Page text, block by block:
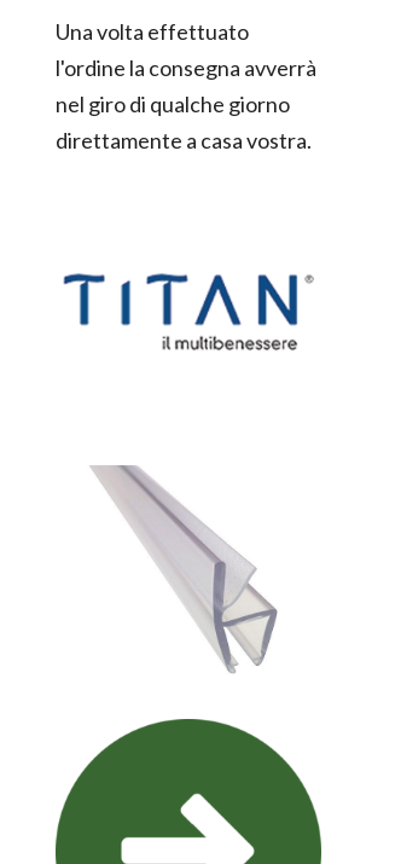
Una volta effettuato
l'ordine la consegna avverrà
nel giro di qualche giorno
direttamente a casa vostra.